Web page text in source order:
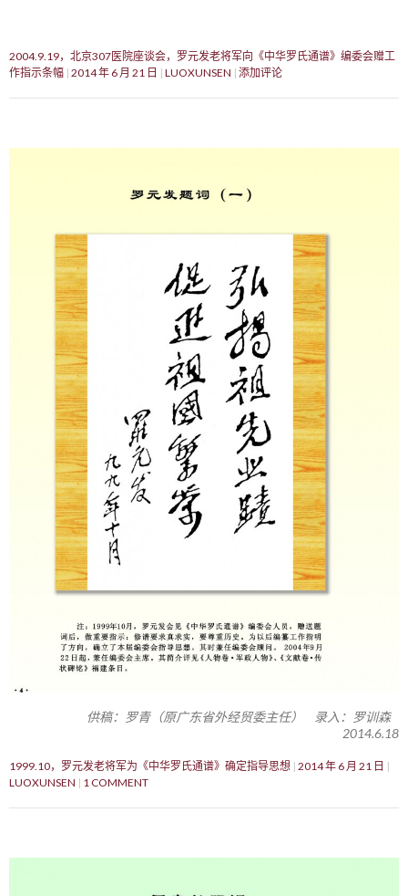
2004.9.19，北京307医院座谈会，罗元发老将军向《中华罗氏通谱》编委会赠工
作指示条幅 2014 年 6 月 21 日 LUOXUNSEN 添加评论
供稿：罗青（原广东省外经贸委主任） 录入：罗训森
2014.6.18
1999.10，罗元发老将军为《中华罗氏通谱》确定指导思想 2014 年 6 月 21 日
LUOXUNSEN
1 COMMENT